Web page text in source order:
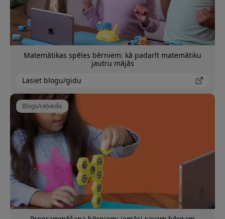
Matemātikas spēles bērniem: kā padarīt matemātiku
jautru mājās
Lasiet blogu/gidu
Blogs/ceļvedis